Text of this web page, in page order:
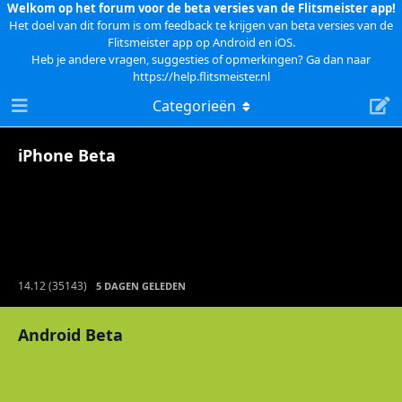
Welkom op het forum voor de beta versies van de Flitsmeister app!
Het doel van dit forum is om feedback te krijgen van beta versies van de
Flitsmeister app op Android en iOS.
Heb je andere vragen, suggesties of opmerkingen? Ga dan naar
https://help.flitsmeister.nl
Categorieën
iPhone Beta
14.12 (35143) 5 DAGEN GELEDEN
Android Beta